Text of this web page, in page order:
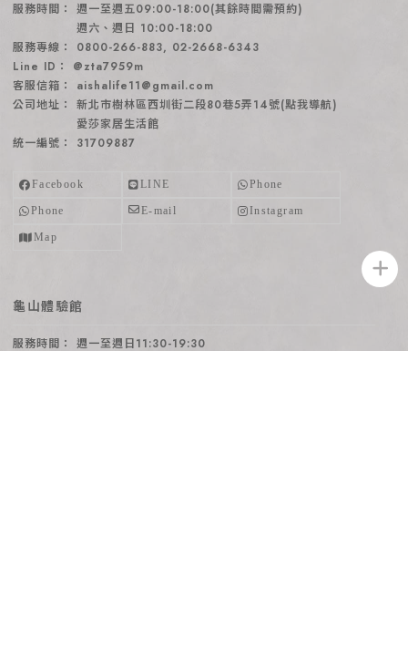
週一至週五09:00-18:00(其餘時間需預約)
週六、週日 10:00-18:00
0800-266-883, 02-2668-6343
@zta7959m
aishalife11@gmail.com
新北市樹林區西圳街二段80巷5弄14號(點我導航)
愛莎家居生活館
31709887
龜山體驗館
週一至週日11:30-19:30